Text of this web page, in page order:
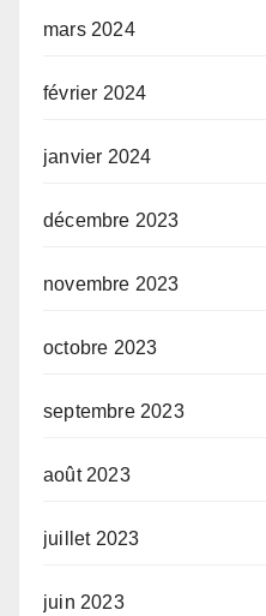
mars 2024
février 2024
janvier 2024
décembre 2023
novembre 2023
octobre 2023
septembre 2023
août 2023
juillet 2023
juin 2023